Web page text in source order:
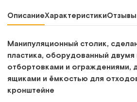
ОписаниеХарактеристикиОтзывы
Манипуляционный столик,
пластика, оборудованный двумя
отбортовками и ограждениями,
ящиками и ёмкостью для
кронштейне